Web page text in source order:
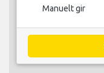
Manuelt gir